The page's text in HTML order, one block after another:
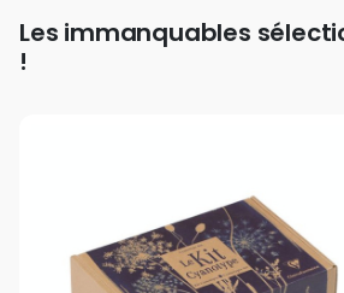
Les immanquables
!